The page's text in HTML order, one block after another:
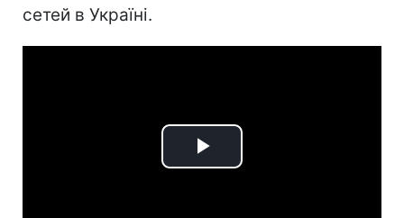
сетей в Україні.
Play